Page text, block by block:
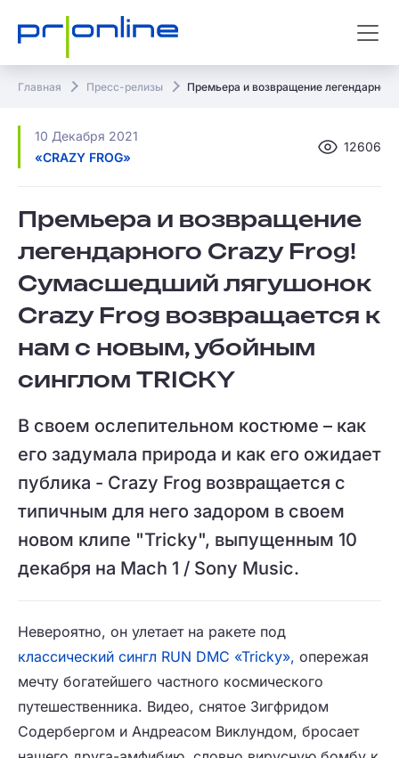
Главная Пресс-релизы Премьера и возвращение
10 Декабря 2021
«CRAZY FROG»
12606
Премьера и возвращение
легендарного Crazy Frog!
Cумасшедший лягушонок
Crazy Frog возвращается к
нам с новым, убойным
синглом TRICKY
В своем ослепительном костюме – как
его задумала природа и как его ожидает
публика - Crazy Frog возвращается с
типичным для него задором в своем
новом клипе "Tricky", выпущенным 10
декабря на Mach 1 / Sony Music.
Невероятно, он улетает на ракете под
классический сингл RUN DMC «Tricky», опережая
мечту богатейшего частного космического
путешественника. Видео, снятое Зигфридом
Содербергом и Андреасом Виклундом, бросает